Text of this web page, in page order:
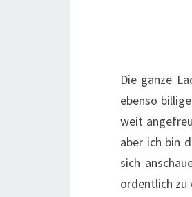
Die ganze
ebenso
weit
aber ich bin
sich
ordentlich zu